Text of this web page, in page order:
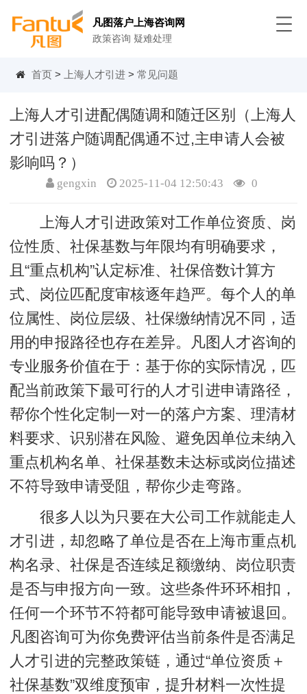
凡图落户上海咨询网
政策咨询 疑难处理
首页 > 上海人才引进 >常见问题
上海人才引进配偶随调和随迁区别（上海人
才引进落户随调配偶通不过,主申请人会被
影响吗？）
gengxin 2025-11-04 12:50:43 0
上海人才引进政策对工作单位资质、岗
位性质、社保基数与年限均有明确要求，
且“重点机构”认定标准、社保倍数计算方
式、岗位匹配度审核逐年趋严。每个人的单
位属性、岗位层级、社保缴纳情况不同，适
用的申报路径也存在差异。凡图人才咨询的
专业服务价值在于：基于你的实际情况，匹
配当前政策下最可行的人才引进申请路径，
帮你个性化定制一对一的落户方案、理清材
料要求、识别潜在风险、避免因单位未纳入
重点机构名单、社保基数未达标或岗位描述
不符导致申请受阻，帮你少走弯路。
很多人以为只要在大公司工作就能走人
才引进，却忽略了单位是否在上海市重点机
构名录、社保是否连续足额缴纳、岗位职责
是否与申报方向一致。这些条件环环相扣，
任何一个环节不符都可能导致申请被退回。
凡图咨询可为你免费评估当前条件是否满足
人才引进的完整政策链，通过“单位资质＋
社保基数”双维度预审，提升材料一次性提